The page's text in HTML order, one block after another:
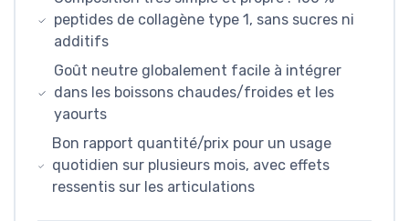
peptides de collagène type 1, sans sucres ni
additifs
Goût neutre globalement facile à intégrer
dans les boissons chaudes/froides et les
yaourts
Bon rapport quantité/prix pour un usage
quotidien sur plusieurs mois, avec effets
ressentis sur les articulations